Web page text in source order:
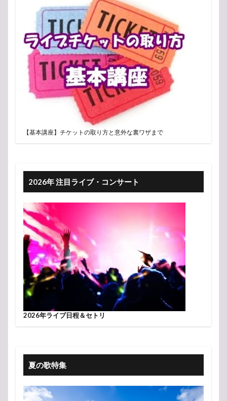
【基本講座】チケットの取り方と意外な裏ワザまで
2026年 注目ライブ・コンサート
2026年ライブ日程＆セトリ
夏の歌特集